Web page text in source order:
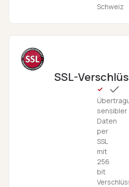
Schweiz
SSL-
sensibler
Daten
per
SSL
mit
256
bit